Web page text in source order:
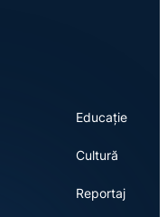
Educație
Cultură
Reportaj